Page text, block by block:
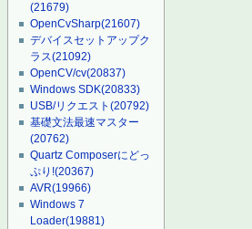
(21679)
OpenCvSharp(21607)
デバイスセットアップク
ラス(21092)
OpenCV/cv(20837)
Windows SDK(20833)
USB/リクエスト(20792)
基礎文法最速マスター
(20762)
Quartz Composerにどっ
ぷり!(20367)
AVR(19966)
Windows 7
Loader(19881)